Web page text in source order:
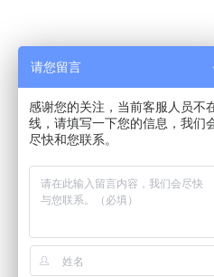
请您留言
感谢您的关注，当前客服人员不
线，请填写一下您的信息，我们
尽快和您联系。